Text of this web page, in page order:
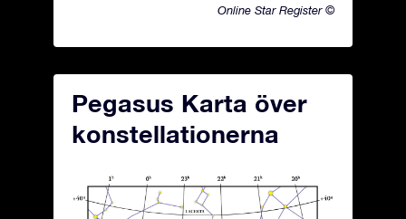
Online Star Register ©
Pegasus Karta över
konstellationerna